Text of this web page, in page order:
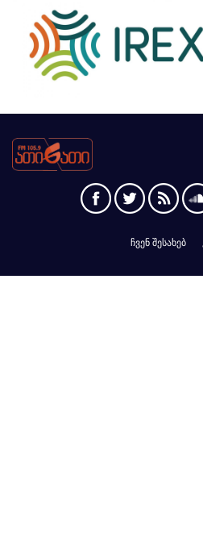
ჩვენ შესახებ